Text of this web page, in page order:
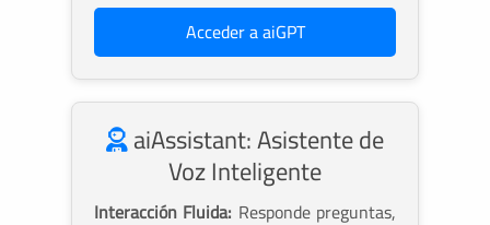
Acceder a aiGPT
aiAssistant: Asistente de
Voz Inteligente
Interacción Fluida: Responde preguntas,